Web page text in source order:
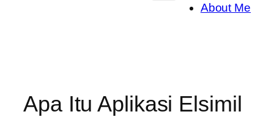
About Me
Apa Itu Aplikasi Elsimil